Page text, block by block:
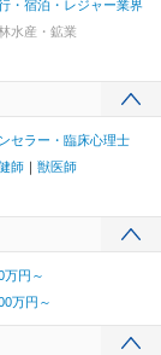
・宿泊・レジャー業界
水産・鉱業
セラー・臨床心理士
師
獣医師
万円～
万円～